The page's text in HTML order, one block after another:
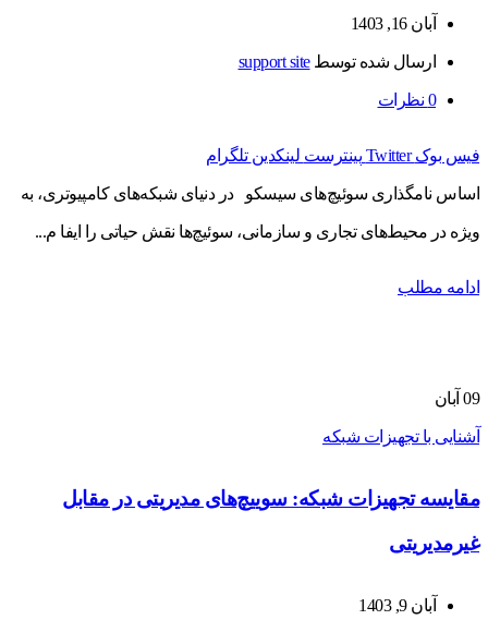
آبان 16, 1403
ارسال شده توسطsupport site
0 نظرات
فیس بوک Twitter پینترست لینکدین تلگرام
اساس نامگذاری سوئیچ‌های سیسکو در دنیای شبکه‌های کامپیوتری، به
ویژه در محیط‌های تجاری و سازمانی، سوئیچ‌ها نقش حیاتی را ایفا م...
ادامه مطلب
09 آبان
آشنایی با تجهیزات شبکه
مقایسه تجهیزات شبکه: سوییچ‌های مدیریتی در مقابل
غیرمدیریتی
آبان 9, 1403